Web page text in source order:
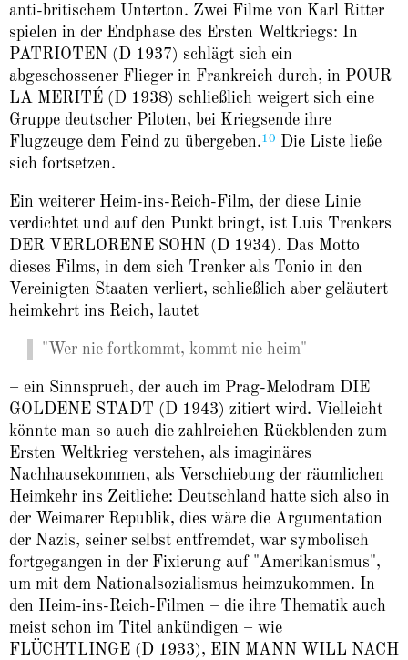
anti-britischem Unterton. Zwei Filme von Karl Ritter
spielen in der Endphase des Ersten Weltkriegs: In
PATRIOTEN (D 1937) schlägt sich ein
abgeschossener Flieger in Frankreich durch, in POUR
LA MERITÉ (D 1938) schließlich weigert sich eine
Gruppe deutscher Piloten, bei Kriegsende ihre
Flugzeuge dem Feind zu übergeben.10
Die Liste ließe
sich fortsetzen.
Ein weiterer Heim-ins-Reich-Film, der diese Linie
verdichtet und auf den Punkt bringt, ist Luis Trenkers
DER VERLORENE SOHN (D 1934). Das Motto
dieses Films, in dem sich Trenker als Tonio in den
Vereinigten Staaten verliert, schließlich aber geläutert
heimkehrt ins Reich, lautet
"Wer nie fortkommt, kommt nie heim"
– ein Sinnspruch, der auch im Prag-Melodram DIE
GOLDENE STADT (D 1943) zitiert wird. Vielleicht
könnte man so auch die zahlreichen Rückblenden zum
Ersten Weltkrieg verstehen, als imaginäres
Nachhausekommen, als Verschiebung der räumlichen
Heimkehr ins Zeitliche: Deutschland hatte sich also in
der Weimarer Republik, dies wäre die Argumentation
der Nazis, seiner selbst entfremdet, war symbolisch
fortgegangen in der Fixierung auf "Amerikanismus",
um mit dem Nationalsozialismus heimzukommen. In
den Heim-ins-Reich-Filmen – die ihre Thematik auch
meist schon im Titel ankündigen – wie
FLÜCHTLINGE (D 1933), EIN MANN WILL NACH